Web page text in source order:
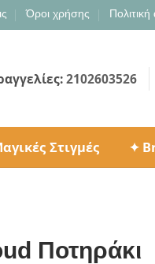
Όροι χρήσης
2102603526
Στιγμές ✦
Ποτηράκι